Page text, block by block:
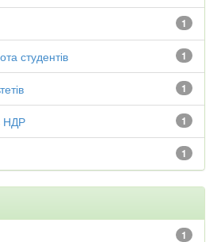
1
1
студентів
1
1
НДР
1
1